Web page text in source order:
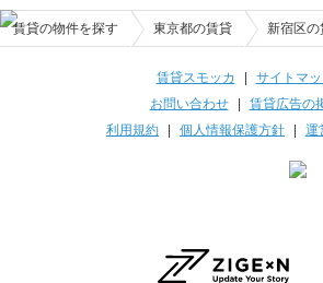
賃貸の物件を探す 東京都の賃貸 新宿区の
賃貸スモッカ
サイトマ
お問い合わせ| 賃貸広告の
利用規約
個人情報保護方針 運